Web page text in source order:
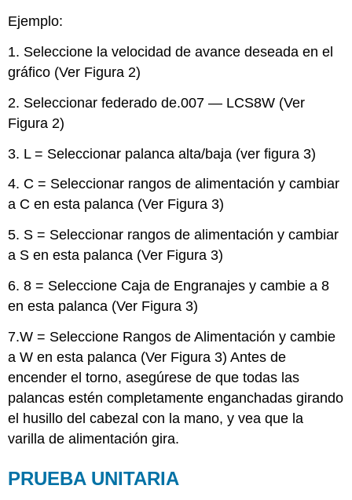
Ejemplo:
1. Seleccione la velocidad de avance deseada en el
gráfico (Ver Figura 2)
2. Seleccionar federado de.007 — LCS8W (Ver
Figura 2)
3. L = Seleccionar palanca alta/baja (ver figura 3)
4. C = Seleccionar rangos de alimentación y cambiar
a C en esta palanca (Ver Figura 3)
5. S = Seleccionar rangos de alimentación y cambiar
a S en esta palanca (Ver Figura 3)
6. 8 = Seleccione Caja de Engranajes y cambie a 8
en esta palanca (Ver Figura 3)
7.W = Seleccione Rangos de Alimentación y cambie
a W en esta palanca (Ver Figura 3) Antes de
encender el torno, asegúrese de que todas las
palancas estén completamente enganchadas girando
el husillo del cabezal con la mano, y vea que la
varilla de alimentación gira.
PRUEBA UNITARIA